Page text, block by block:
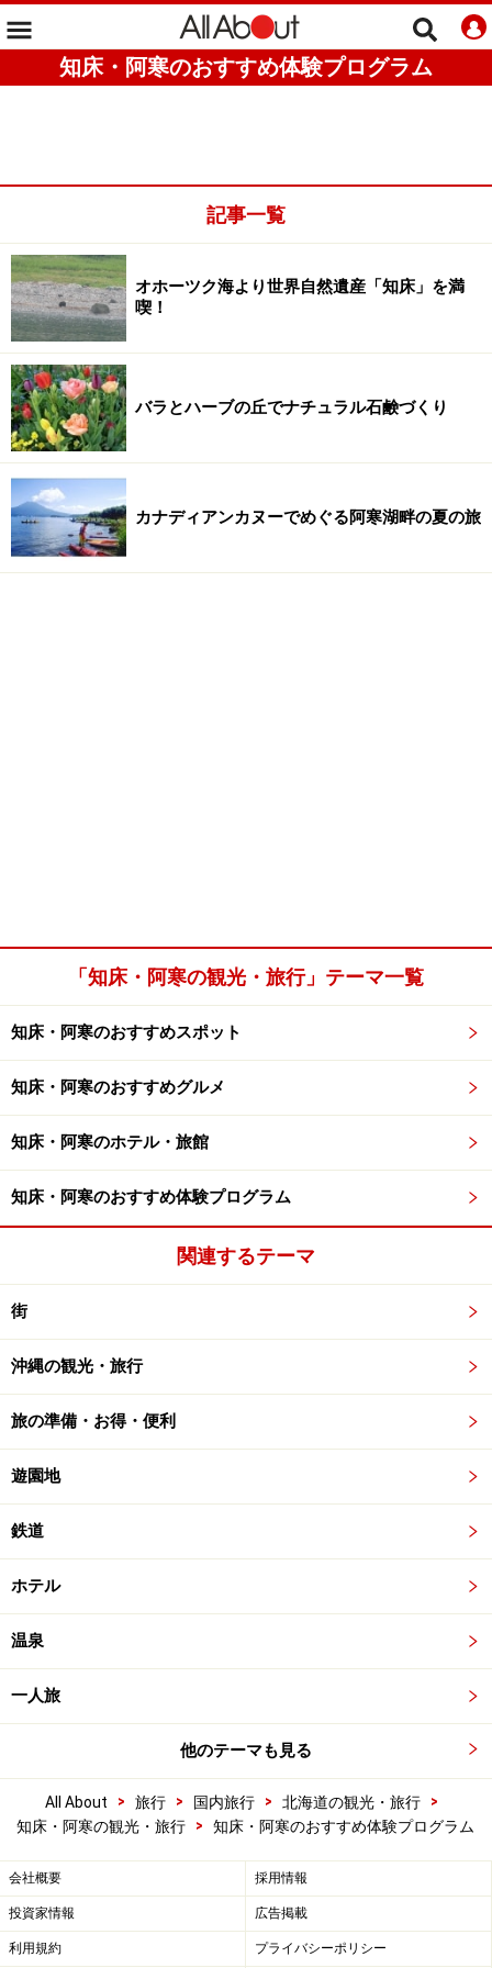
知床・阿寒のおすすめ体験プログラム
記事一覧
オホーツク海より世界自然遺産「知床」を満
喫！
バラとハーブの丘でナチュラル石鹸づくり
カナディアンカヌーでめぐる阿寒湖畔の夏の旅
「知床・阿寒の観光・旅行」テーマ一覧
知床・阿寒のおすすめスポット
知床・阿寒のおすすめグルメ
知床・阿寒のホテル・旅館
知床・阿寒のおすすめ体験プログラム
関連するテーマ
街
沖縄の観光・旅行
旅の準備・お得・便利
遊園地
鉄道
ホテル
温泉
一人旅
他のテーマも見る
All About > 旅行 > 国内旅行 > 北海道の観光・旅行
>
知床・阿寒の観光・旅行
> 知床・阿寒のおすすめ体験プログラム
会社概要 採用情報
投資家情報 広告掲載
利用規約 プライバシーポリシー